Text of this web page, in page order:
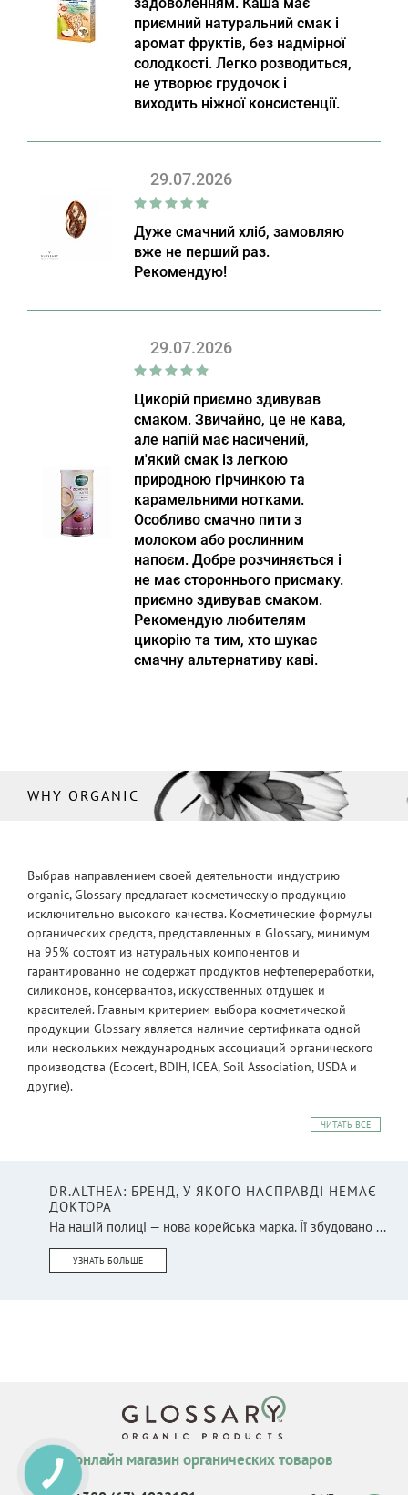
приємний натуральний смак і
аромат фруктів, без надмірної
солодкості. Легко розводиться,
не утворює грудочок і
виходить ніжної консистенції.
29.07.2026
Дуже смачний хліб, замовляю
вже не перший раз.
Рекомендую!
29.07.2026
Цикорій приємно здивував
смаком. Звичайно, це не кава,
але напій має насичений,
м'який смак із легкою
природною гірчинкою та
карамельними нотками.
Особливо смачно пити з
молоком або рослинним
напоєм. Добре розчиняється і
не має стороннього присмаку.
приємно здивував смаком.
Рекомендую любителям
цикорію та тим, хто шукає
смачну альтернативу каві.
WHY ORGANIC
Выбрав направлением своей деятельности индустрию
organic, Glossary предлагает косметическую продукцию
исключительно высокого качества. Косметические формулы
органических средств, представленных в Glossary, минимум
на 95% состоят из натуральных компонентов и
гарантированно не содержат продуктов нефтепереработки,
силиконов, консервантов, искусственных отдушек и
красителей. Главным критерием выбора косметической
продукции Glossary является наличие сертификата одной
или нескольких международных ассоциаций органического
производства (Ecocert, BDIH, ICEA, Soil Association, USDA и
другие).
ЧИТАТЬ ВСЕ
DR.ALTHEA: БРЕНД, У ЯКОГО НАСПРАВДІ НЕМАЄ
ДОКТОРА
На нашій полиці — нова корейська марка. Її збудовано ...
УЗНАТЬ БОЛЬШЕ
онлайн магазин органических товаров
КНОПКА
СВЯЗИ